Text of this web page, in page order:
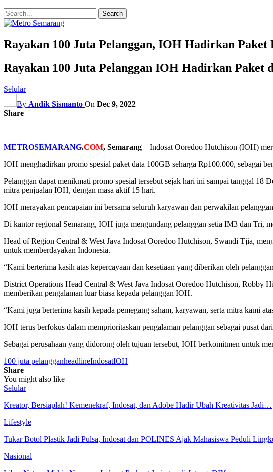
Rayakan 100 Juta Pelanggan, IOH Hadirkan Paket
Rayakan 100 Juta Pelanggan IOH Hadirkan Paket
Selular
By Andik Sismanto On Dec 9, 2022
Share
METROSEMARANG.COM, Semarang – Indosat Ooredoo Hutchison (IOH)
IOH menghadirkan promo spesial paket data 100GB seharga Rp100.000, sebagai
Pelanggan dapat menikmati promo spesial tersebut sejak hari ini sampai tanggal
mitra penjualan IOH, dengan masa aktif 15 hari.
IOH merayakan pencapaian ini bersama seluruh karyawan dan perwakilan
Di kantor regional Semarang, IOH juga mengundang pelanggan setia IM3 dan Tri,
Head of Region Central & West Java Indosat Ooredoo Hutchison, Swandi Tjia,
untuk memberdayakan Indonesia.
“Kami berterima kasih atas kepercayaan dan kesetiaan yang diberikan oleh
District Operations Head Central & West Java Indosat Ooredoo Hutchison, Robby
memberikan pengalaman luar biasa kepada pelanggan IOH.
“Kami juga berterima kasih kepada pemegang saham, karyawan, serta mitra kami
IOH terus berfokus dalam memprioritaskan pengalaman pelanggan sebagai pusat
Sebagai perusahaan yang didorong oleh tujuan tersebut, IOH berkomitmen untuk
100 juta pelangganheadlineIndosatIOH
Share
You might also like
Selular
Kreator, Bersiaplah! Kemenekraf, Indosat, dan Adobe Hadir Ubah Kreativitas Jadi…
Lifestyle
Tukar Botol Plastik Jadi Pulsa, Indosat dan POLINES Ajak Mahasiswa Peduli
Nasional